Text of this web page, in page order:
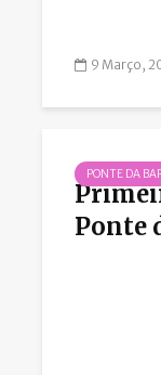
9 Março,
PONTE DA
Ponte